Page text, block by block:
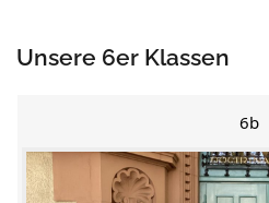
Unsere 6er Klassen
6b